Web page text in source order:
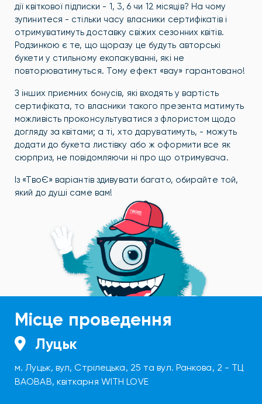
дії квіткової підписки - 1, 3, 6 чи 12 місяців? На чому
зупинитеся - стільки часу власники сертифікатів і
отримуватимуть доставку свіжих сезонних квітів.
Родзинкою є те, що щоразу це будуть авторські
букети у стильному екопакуванні, які не
повторюватимуться. Тому ефект «вау» гарантовано!
З інших приємних бонусів, які входять у вартість
сертифіката, то власники такого презента матимуть
можливість проконсультуватися з флористом щодо
догляду за квітами; а ті, хто даруватимуть, - можуть
додати до букета листівку або ж оформити все як
сюрприз, не повідомляючи ні про що отримувача.
Із «ТвоЄ» варіантів здивувати багато, обирайте той,
який до душі саме вам!
Місце проведення
Луцьк
м. Луцьк, вул, Стрілецька, 25 та вул. Ранкова, 2 - ТЦ
BAOBAB, квіткарня WITH LOVE